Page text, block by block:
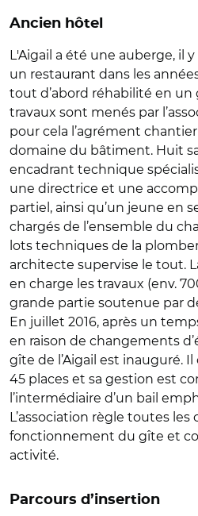
Ancien hôtel
L'Aigail a été une auberge, il
un restaurant dans les
tout d’abord réhabilité en un
travaux sont menés par
pour cela l’agrément
domaine du bâtiment. Huit
encadrant technique
une directrice et une
partiel, ainsi qu’un jeune en
chargés de l’ensemble du
lots techniques de la
architecte supervise le tout.
en charge les travaux (env.
grande partie soutenue par
En juillet 2016, après un
en raison de changements
gîte de l’Aigail est inauguré.
45 places et sa gestion est
l’intermédiaire d’un bail
L’association règle toutes les
fonctionnement du gîte et
activité.
Parcours d’insertion